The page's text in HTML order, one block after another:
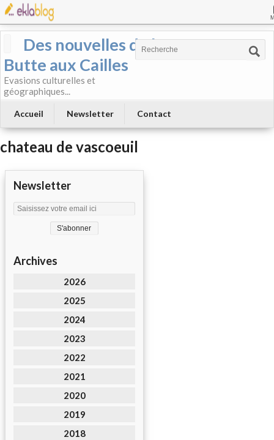
Des nouvelles de la
Butte aux Cailles
Evasions culturelles et
géographiques...
Accueil Newsletter Contact
chateau de vascoeuil
Newsletter
Archives
2026
2025
2024
2023
2022
2021
2020
2019
2018